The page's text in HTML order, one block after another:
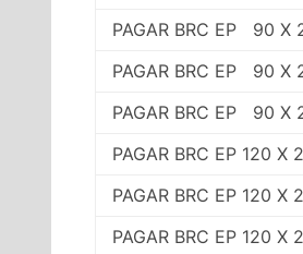
PAGAR BRC EP 90 X
PAGAR BRC EP 90 X
PAGAR BRC EP 90 X
PAGAR BRC EP 120 X
PAGAR BRC EP 120 X
PAGAR BRC EP 120 X